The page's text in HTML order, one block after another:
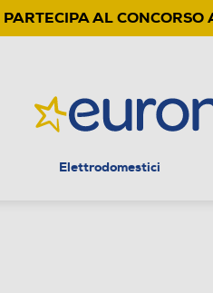
PARTECIPA AL
Elettrodomestici